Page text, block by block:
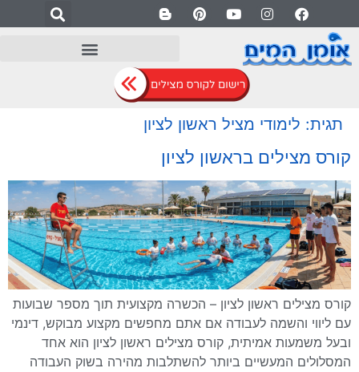
תגית: לימודי מציל ראשון לציון
קורס מצילים בראשון לציון
קורס מצילים ראשון לציון – הכשרה מקצועית תוך מספר שבועות
עם ליווי והשמה לעבודה אם אתם מחפשים מקצוע מבוקש, דינמי
ובעל משמעות אמיתית, קורס מצילים ראשון לציון הוא אחד
המסלולים המעשיים ביותר להשתלבות מהירה בשוק העבודה